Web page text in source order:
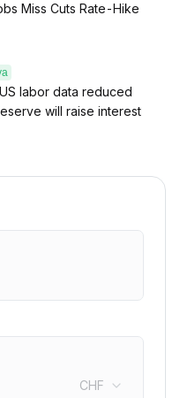
Miss Cuts Rate-Hike
labor data reduced
will raise interest
CHF